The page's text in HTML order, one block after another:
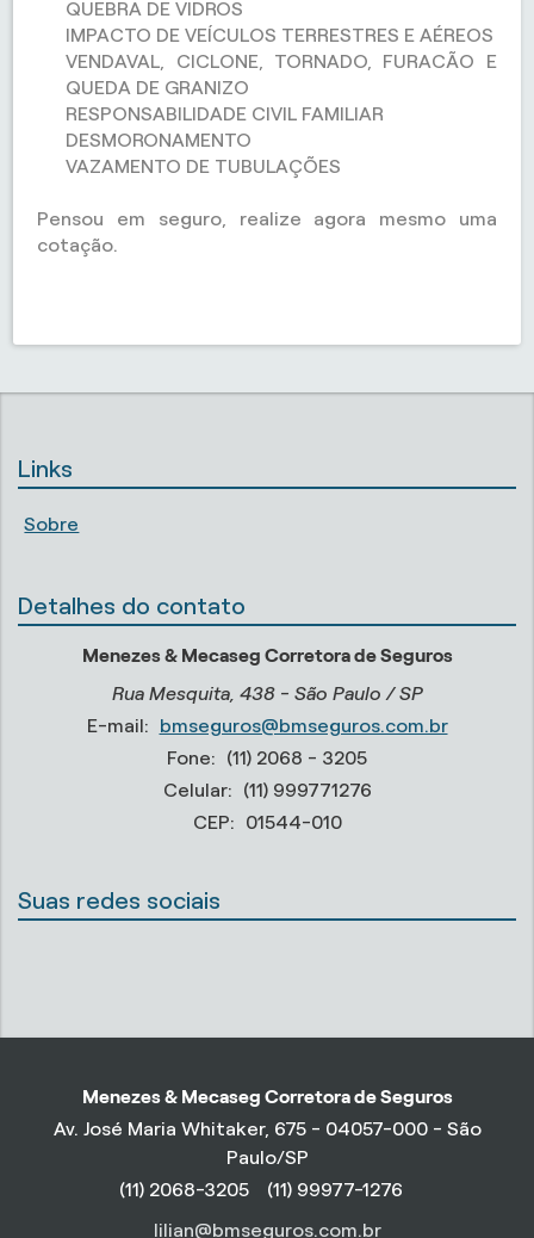
QUEBRA DE VIDROS
IMPACTO DE VEÍCULOS TERRESTRES E AÉREOS
VENDAVAL, CICLONE, TORNADO, FURACÃO E
QUEDA DE GRANIZO
RESPONSABILIDADE CIVIL FAMILIAR
DESMORONAMENTO
VAZAMENTO DE TUBULAÇÕES
Pensou em seguro, realize agora mesmo uma
cotação.
Links
Sobre
Detalhes do contato
Menezes & Mecaseg Corretora de Seguros
Rua Mesquita, 438 - São Paulo / SP
E-mail:
bmseguros@bmseguros.com.br
Fone:
(11) 2068 - 3205
Celular:
(11) 999771276
CEP:
01544-010
Suas redes sociais
Menezes & Mecaseg Corretora de Seguros
Av. José Maria Whitaker, 675 - 04057-000 - São
Paulo/SP
(11) 2068-3205
(11) 99977-1276
lilian@bmseguros.com.br